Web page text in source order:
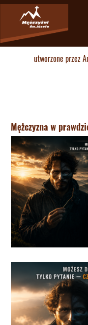
utworzone przez
Mężczyzna w